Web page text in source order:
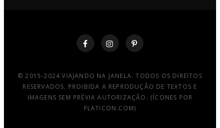
© 2015-2024 VIAJANDO NA JANELA. TODOS OS DIREITOS
RESERVADOS. PROIBIDA A REPRODUÇÃO DE TEXTOS E
IMAGENS SEM PRÉVIA AUTORIZAÇÃO. (ÍCONES POR
FLATICON.COM)